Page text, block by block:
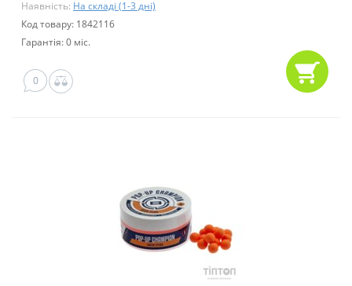
Наявність: На складі (1-3 дні)
Код товару: 1842116
Гарантія: 0 міс.
0